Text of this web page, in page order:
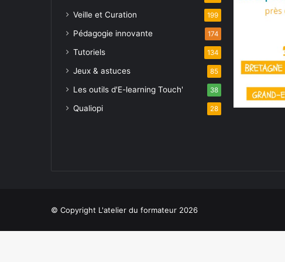
Veille et Curation 199
Pédagogie innovante 174
Tutoriels 134
Jeux & astuces 85
Les outils d'E-learning Touch' 38
Qualiopi 28
© Copyright L'atelier du formateur 2026